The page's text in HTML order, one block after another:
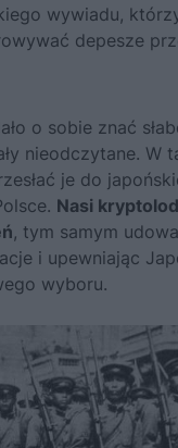
wywiadu,
depesze
o sobie znać
nieodczytane. W
je do
Nasi
, tym samym
i upewniając
wyboru.